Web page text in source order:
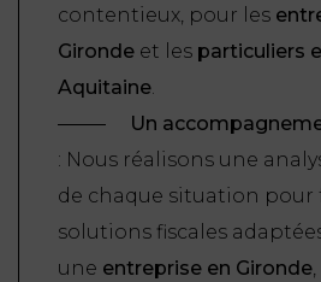
contentieux, pour les
Gironde et les particuliers
Aquitaine.
Un
: Nous réalisons une
de chaque situation pour
solutions fiscales
une entreprise en Gironde